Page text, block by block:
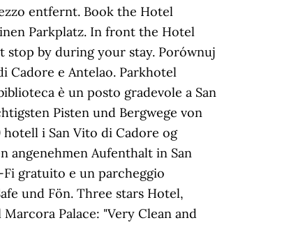
entfernt. Book the Hotel
Parkplatz. In front the Hotel
stop by during your stay. Porównuj
Cadore e Antelao. Parkhotel
è un posto gradevole a San
Pisten und Bergwege von
hotell i San Vito di Cadore og
angenehmen Aufenthalt in San
gratuito e un parcheggio
und Fön. Three stars Hotel,
Palace: "Very Clean and